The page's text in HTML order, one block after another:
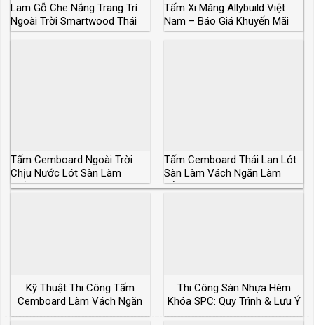
Lam Gỗ Che Nắng Trang Trí
Ngoài Trời Smartwood Thái
Lan
Tấm Xi Măng Allybuild Việt
Nam – Báo Giá Khuyến Mãi
Tốt Nhất
Tấm Cemboard Ngoài Trời
Chịu Nước Lót Sàn Làm
Tường Vách
Tấm Cemboard Thái Lan Lót
Sàn Làm Vách Ngăn Làm
Trần Lợp Mái
Kỹ Thuật Thi Công Tấm
Cemboard Làm Vách Ngăn
Trong Nhà
Thi Công Sàn Nhựa Hèm
Khóa SPC: Quy Trình & Lưu Ý
Kỹ Thuật